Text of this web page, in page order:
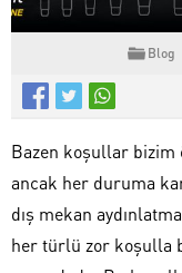
Blog
Bazen koşullar
ancak her duruma
dış mekan
her türlü zor koşulla